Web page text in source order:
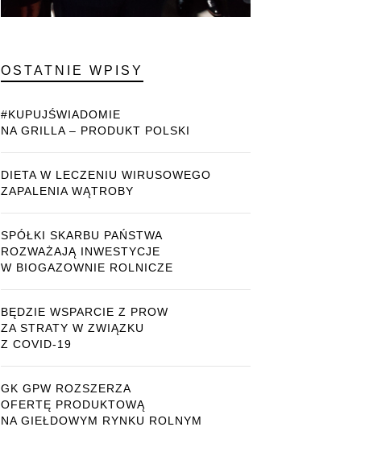
OSTATNIE WPISY
#KUPUJŚWIADOMIE
NA GRILLA – PRODUKT POLSKI
DIETA W LECZENIU WIRUSOWEGO
ZAPALENIA WĄTROBY
SPÓŁKI SKARBU PAŃSTWA
ROZWAŻAJĄ INWESTYCJE
W BIOGAZOWNIE ROLNICZE
BĘDZIE WSPARCIE Z PROW
ZA STRATY W ZWIĄZKU
Z COVID-19
GK GPW ROZSZERZA
OFERTĘ PRODUKTOWĄ
NA GIEŁDOWYM RYNKU ROLNYM